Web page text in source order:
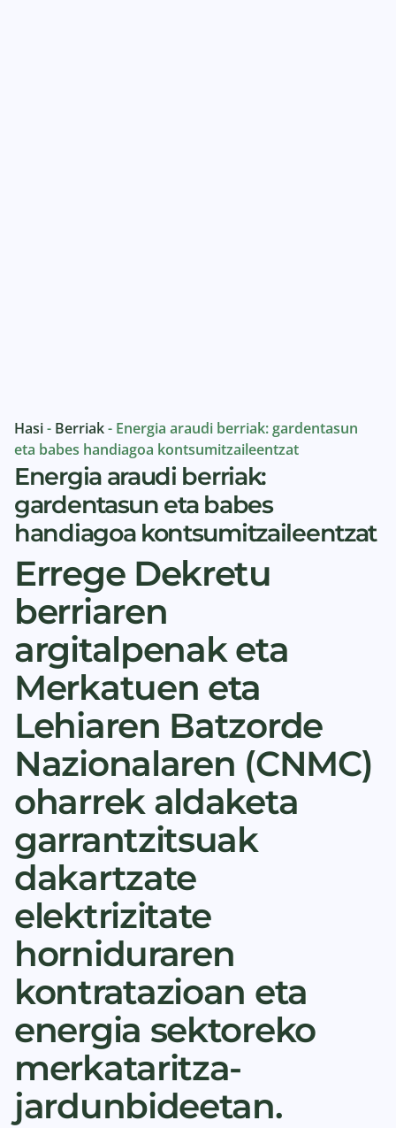
Hasi- Berriak- Energia araudi berriak: gardentasun
eta babes handiagoa kontsumitzaileentzat
Energia araudi berriak:
gardentasun eta babes
handiagoa kontsumitzaileentzat
Errege Dekretu
berriaren
argitalpenak eta
Merkatuen eta
Lehiaren Batzorde
Nazionalaren (CNMC)
oharrek aldaketa
garrantzitsuak
dakartzate
elektrizitate
horniduraren
kontratazioan eta
energia sektoreko
merkataritza-
jardunbideetan.